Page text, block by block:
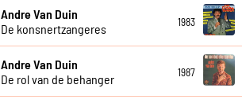
Andre Van Duin
De konsnertzangeres
1983
Andre Van Duin
De rol van de behanger
1987